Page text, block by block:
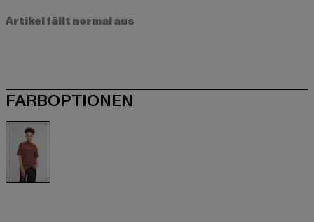
Artikel fällt normal aus
FARBOPTIONEN